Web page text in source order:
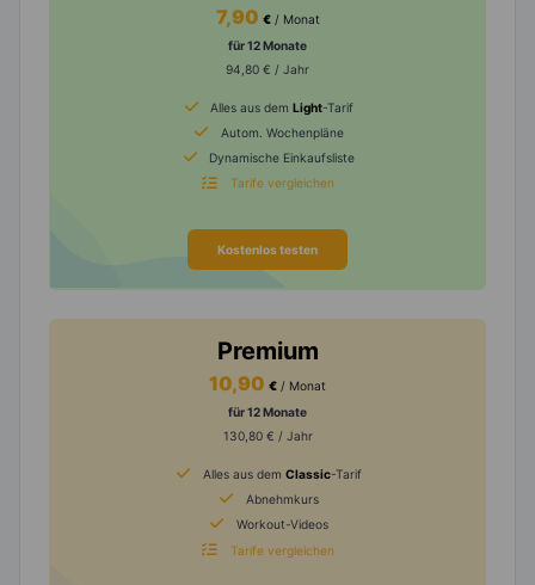
7,90 € / Monat
für 12 Monate
94,80 € / Jahr
Alles aus dem Light-Tarif
Autom. Wochenpläne
Dynamische Einkaufsliste
Tarife vergleichen
Kostenlos testen
Premium
10,90 € / Monat
für 12 Monate
130,80 € / Jahr
Alles aus dem Classic-Tarif
Abnehmkurs
Workout-Videos
Tarife vergleichen